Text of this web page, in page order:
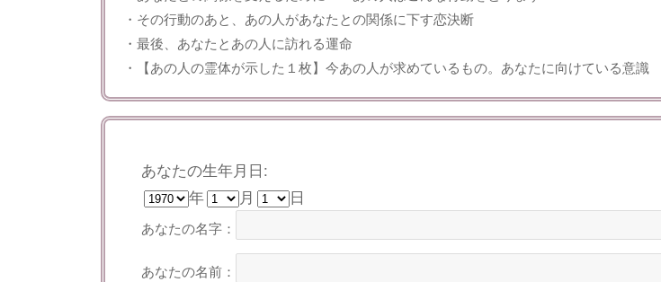
・その行動のあと、あの人があなたとの関係に下す恋決断
・最後、あなたとあの人に訪れる運命
・【あの人の霊体が示した１枚】今あの人が求めているもの。あなたに向けている意識
あなたの生年月日:
年
月 日
あなたの名字：
あなたの名前：